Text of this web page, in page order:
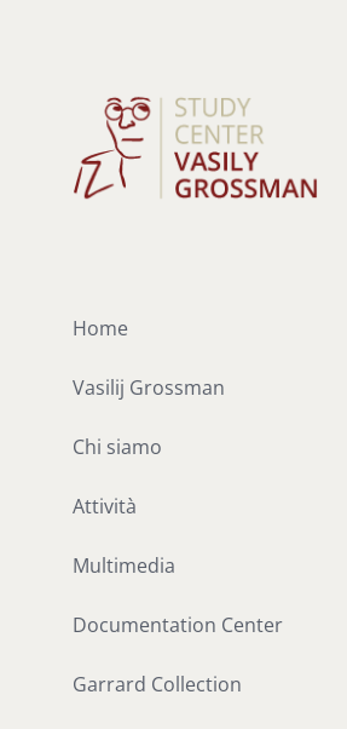
Home
Vasilij Grossman
Chi siamo
Attività
Multimedia
Documentation Center
Garrard Collection